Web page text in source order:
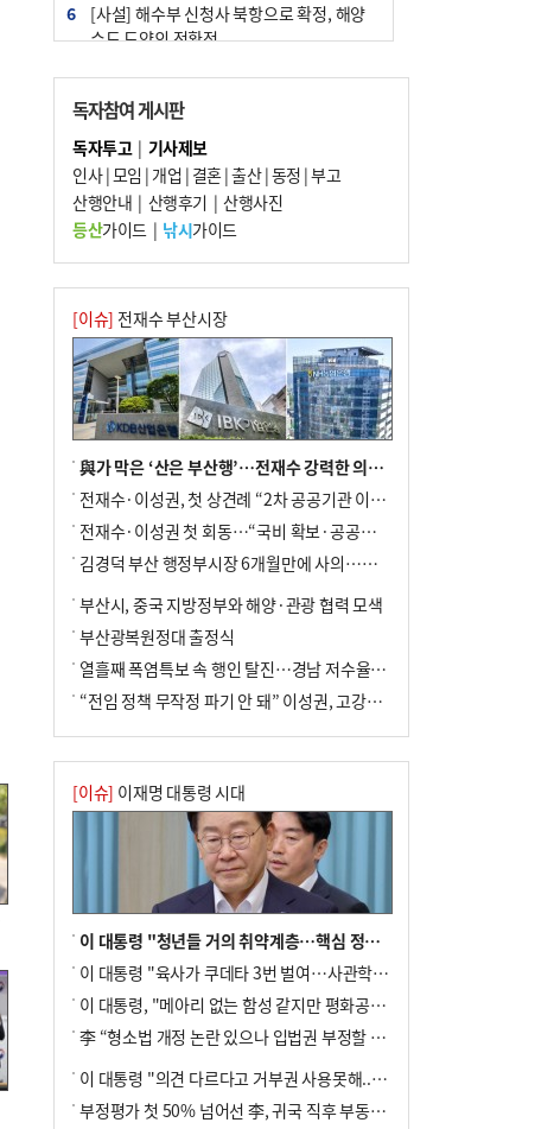
6
[사설] 해수부 신청사 북항으로 확정, 해양
수도 도약의 전환점
7
피란마을 67년 역사인데…전교생 24명 아
미초 통폐합 기로
8
부울경 주말부터 비소식…‘극한 폭염’ 한풀
꺾일 듯
9
외국인 선원 ‘인신매매 경유지’ 된 부산…
우려가 현실로
10 수사독점 책임 커진 경찰, 방치사건 해결 부
랴부랴 속도전
독자참여 게시판
독자투고| 기사제보
인사|모임 | 개업 | 결혼|출산|동정 |부고
산행안내 | 산행후기 | 산행사진
등산가이드| 낚시가이드
[이슈] 전재수 부산시장
與가 막은 ‘산은 부산행’…전재수 강력한 의지 표명 없인 공염불
전재수·이성권, 첫 상견례 “2차 공공기관 이전 초당 협력”(종합)
전재수·이성권 첫 회동…“국비 확보·공공기관 이전 협력”
김경덕 부산 행정부시장 6개월만에 사의…후임 인선 촉각
부산시, 중국 지방정부와 해양·관광 협력 모색
부산광복원정대 출정식
열흘째 폭염특보 속 행인 탈진…경남 저수율 평년의 절반
“전임 정책 무작정 파기 안 돼” 이성권, 고강도 ‘전재수 견제’ 예고
[이슈] 이재명 대통령 시대
이 대통령 "청년들 거의 취약계층…핵심 정책 재편""
이 대통령 "육사가 쿠데타 3번 벌여…사관학교 통합 신속히 추진"
이 대통령, "메아리 없는 함성 같지만 평화공존책 계속해야"
李 “형소법 개정 논란 있으나 입법권 부정할 만큼은 아냐”(종합)
이 대통령 "의견 다르다고 거부권 사용못해.. 입법권 부정할 상황이라 보기 어려워"
부정평가 첫 50% 넘어선 李, 귀국 직후 부동산·증시 점검(종합)